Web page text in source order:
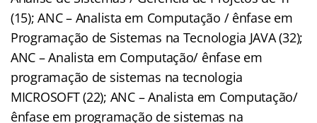
(15); ANC – Analista em Computação / ênfase em
Programação de Sistemas na Tecnologia JAVA (32);
ANC – Analista em Computação/ ênfase em
programação de sistemas na tecnologia
MICROSOFT (22); ANC – Analista em Computação/
ênfase em programação de sistemas na